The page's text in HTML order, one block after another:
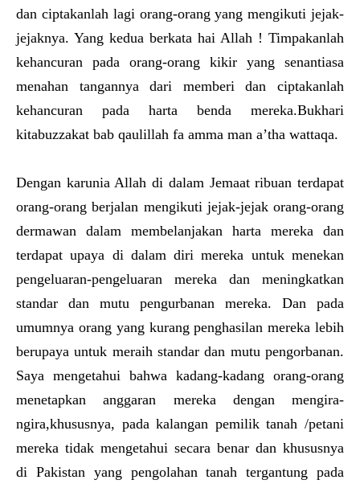
dan ciptakanlah lagi orang-orang yang mengikuti jejak-
jejaknya. Yang kedua berkata hai Allah ! Timpakanlah
kehancuran pada orang-orang kikir yang senantiasa
menahan tangannya dari memberi dan ciptakanlah
kehancuran pada harta benda mereka.Bukhari
kitabuzzakat bab qaulillah fa amma man a’tha wattaqa.
Dengan karunia Allah di dalam Jemaat ribuan terdapat
orang-orang berjalan mengikuti jejak-jejak orang-orang
dermawan dalam membelanjakan harta mereka dan
terdapat upaya di dalam diri mereka untuk menekan
pengeluaran-pengeluaran mereka dan meningkatkan
standar dan mutu pengurbanan mereka. Dan pada
umumnya orang yang kurang penghasilan mereka lebih
berupaya untuk meraih standar dan mutu pengorbanan.
Saya mengetahui bahwa kadang-kadang orang-orang
menetapkan anggaran mereka dengan mengira-
ngira,khususnya, pada kalangan pemilik tanah /petani
mereka tidak mengetahui secara benar dan khususnya
di Pakistan yang pengolahan tanah tergantung pada